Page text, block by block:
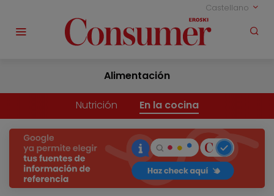
Castellano
Alimentación
Nutrición En la cocina